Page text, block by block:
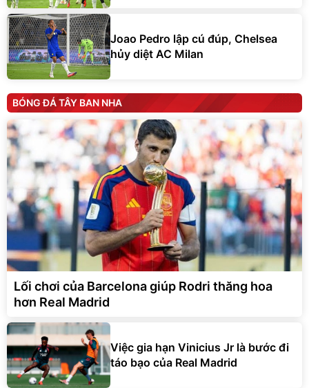
Joao Pedro lập cú đúp, Chelsea
hủy diệt AC Milan
BÓNG ĐÁ TÂY BAN NHA
Lối chơi của Barcelona giúp Rodri thăng hoa
hơn Real Madrid
Việc gia hạn Vinicius Jr là bước đi
táo bạo của Real Madrid